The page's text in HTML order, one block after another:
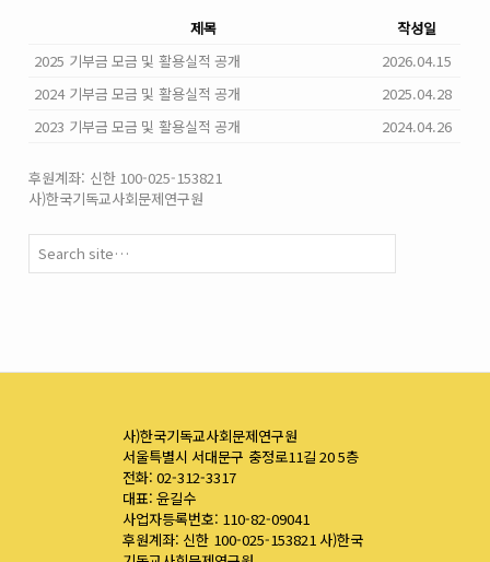
제목
작성일
2025 기부금 모금 및 활용실적 공개
2026.04.15
2024 기부금 모금 및 활용실적 공개
2025.04.28
2023 기부금 모금 및 활용실적 공개
2024.04.26
후원계좌: 신한 100-025-153821
사)한국기독교사회문제연구원
사)한국기독교사회문제연구원
서울특별시 서대문구 충정로11길 20 5층
전화: 02-312-3317
대표: 윤길수
사업자등록번호: 110-82-09041
후원계좌: 신한 100-025-153821 사)한국